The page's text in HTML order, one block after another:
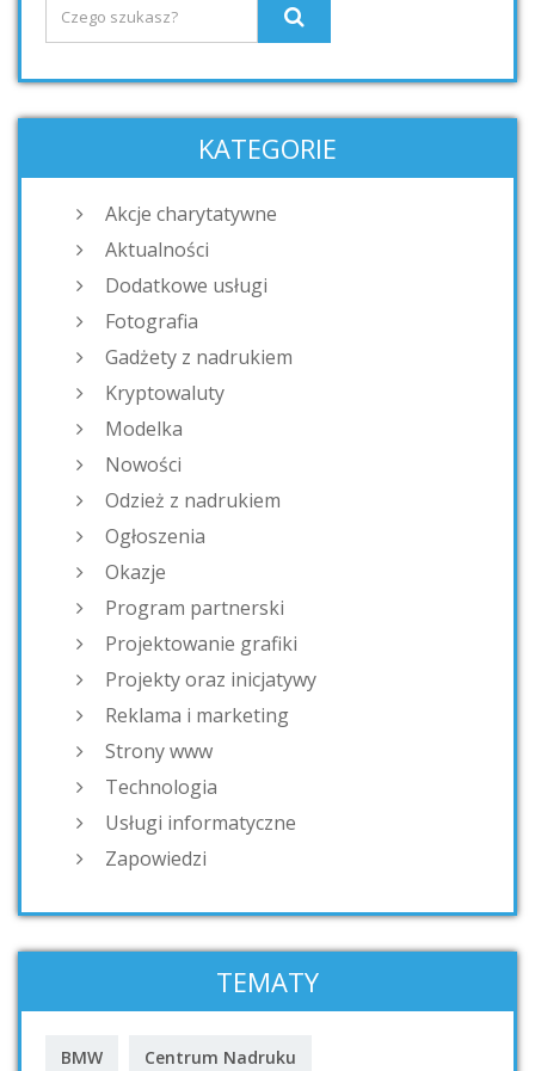
KATEGORIE
Akcje charytatywne
Aktualności
Dodatkowe usługi
Fotografia
Gadżety z nadrukiem
Kryptowaluty
Modelka
Nowości
Odzież z nadrukiem
Ogłoszenia
Okazje
Program partnerski
Projektowanie grafiki
Projekty oraz inicjatywy
Reklama i marketing
Strony www
Technologia
Usługi informatyczne
Zapowiedzi
TEMATY
BMW Centrum Nadruku